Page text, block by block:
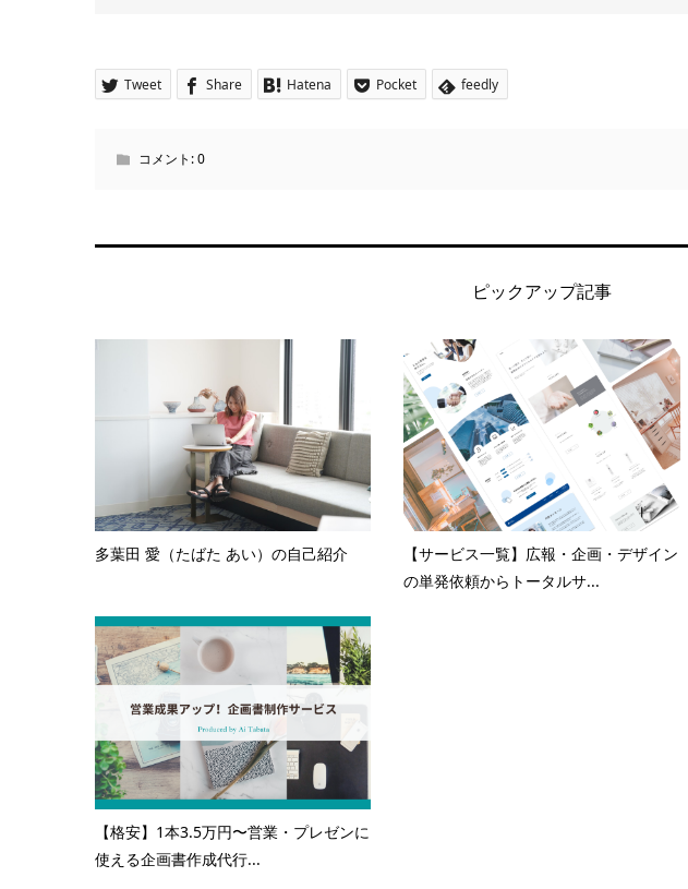
Tweet Share Hatena Pocket feedly
コメント:0
ピックアップ記事
多葉田 愛（たばた あい）の自己紹介
【サービス一覧】広報・企画・デザイン
の単発依頼からトータルサ...
【格安】1本3.5万円〜営業・プレゼンに
使える企画書作成代行...